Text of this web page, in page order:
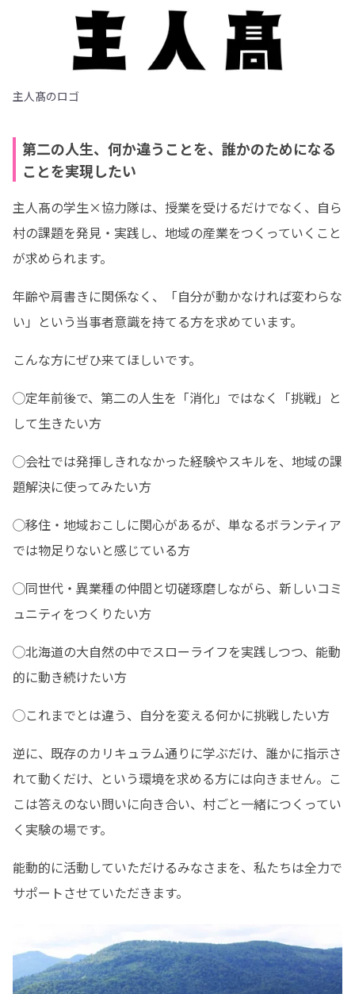
主人髙のロゴ
第二の人生、何か違うことを、誰かのためになる
ことを実現したい
主人髙の学生×協力隊は、授業を受けるだけでなく、自ら
村の課題を発見・実践し、地域の産業をつくっていくこと
が求められます。
年齢や肩書きに関係なく、「自分が動かなければ変わらな
い」という当事者意識を持てる方を求めています。
こんな方にぜひ来てほしいです。
◯定年前後で、第二の人生を「消化」ではなく「挑戦」と
して生きたい方
◯会社では発揮しきれなかった経験やスキルを、地域の課
題解決に使ってみたい方
◯移住・地域おこしに関心があるが、単なるボランティア
では物足りないと感じている方
◯同世代・異業種の仲間と切磋琢磨しながら、新しいコミ
ュニティをつくりたい方
◯北海道の大自然の中でスローライフを実践しつつ、能動
的に動き続けたい方
◯これまでとは違う、自分を変える何かに挑戦したい方
逆に、既存のカリキュラム通りに学ぶだけ、誰かに指示さ
れて動くだけ、という環境を求める方には向きません。こ
こは答えのない問いに向き合い、村ごと一緒につくってい
く実験の場です。
能動的に活動していただけるみなさまを、私たちは全力で
サポートさせていただきます。